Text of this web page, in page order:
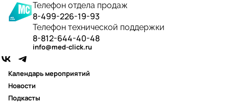
Телефон отдела продаж
8-499-226-19-93
Телефон технической поддержки
8-812-644-40-48
info@med-click.ru
Календарь мероприятий
Новости
Подкасты